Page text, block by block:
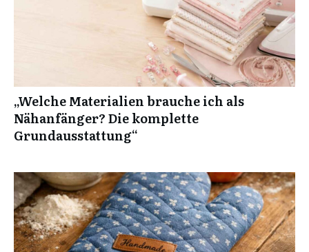
„Welche Materialien brauche ich als
Nähanfänger? Die komplette
Grundausstattung“